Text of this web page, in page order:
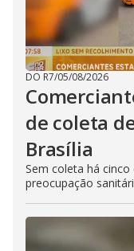
DO R7/05/08/2026
de coleta
Brasília
Sem coleta há
preocupação